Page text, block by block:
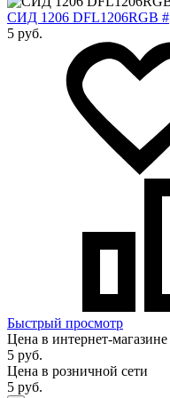
СИД 1206 DFL1206RGB #
5 руб.
Быстрый просмотр
Цена в интернет-магазине
5 руб.
Цена в розничной сети
5 руб.